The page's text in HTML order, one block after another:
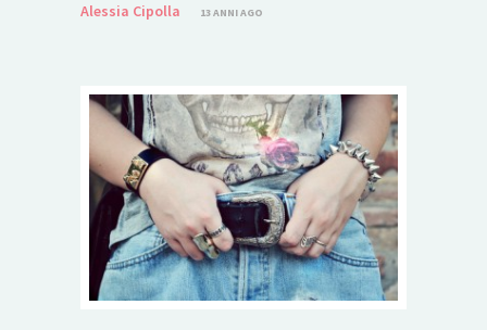
Alessia Cipolla
13 ANNI AGO